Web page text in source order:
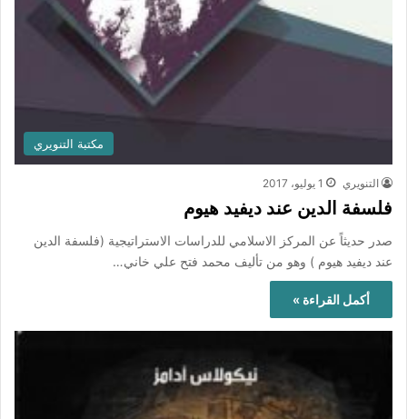
مكتبة التنويري
التنويري 1 يوليو، 2017
فلسفة الدين عند ديفيد هيوم
صدر حديثاً عن المركز الاسلامي للدراسات الاستراتيجية (فلسفة الدين
عند ديفيد هيوم ) وهو من تأليف محمد فتح علي خاني…
أكمل القراءة »